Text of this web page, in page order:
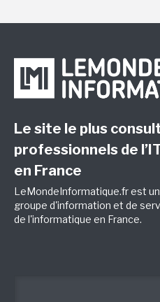
Le site le plus
professionnels de
en France
LeMondeInformatique.fr est
groupe d'information et de
de l'informatique en France.